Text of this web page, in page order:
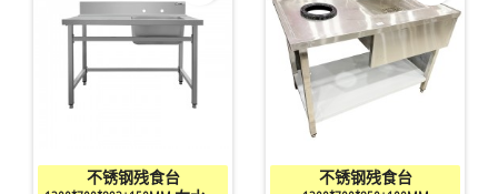
快速查看
不锈钢残食台
快速查看
不锈钢残食台